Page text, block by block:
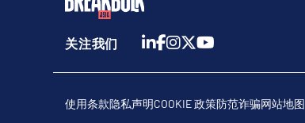
关注我们
使用条款隐私声明COOKIE 政策防范诈骗网站地图